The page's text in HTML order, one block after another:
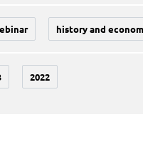
history and
2022